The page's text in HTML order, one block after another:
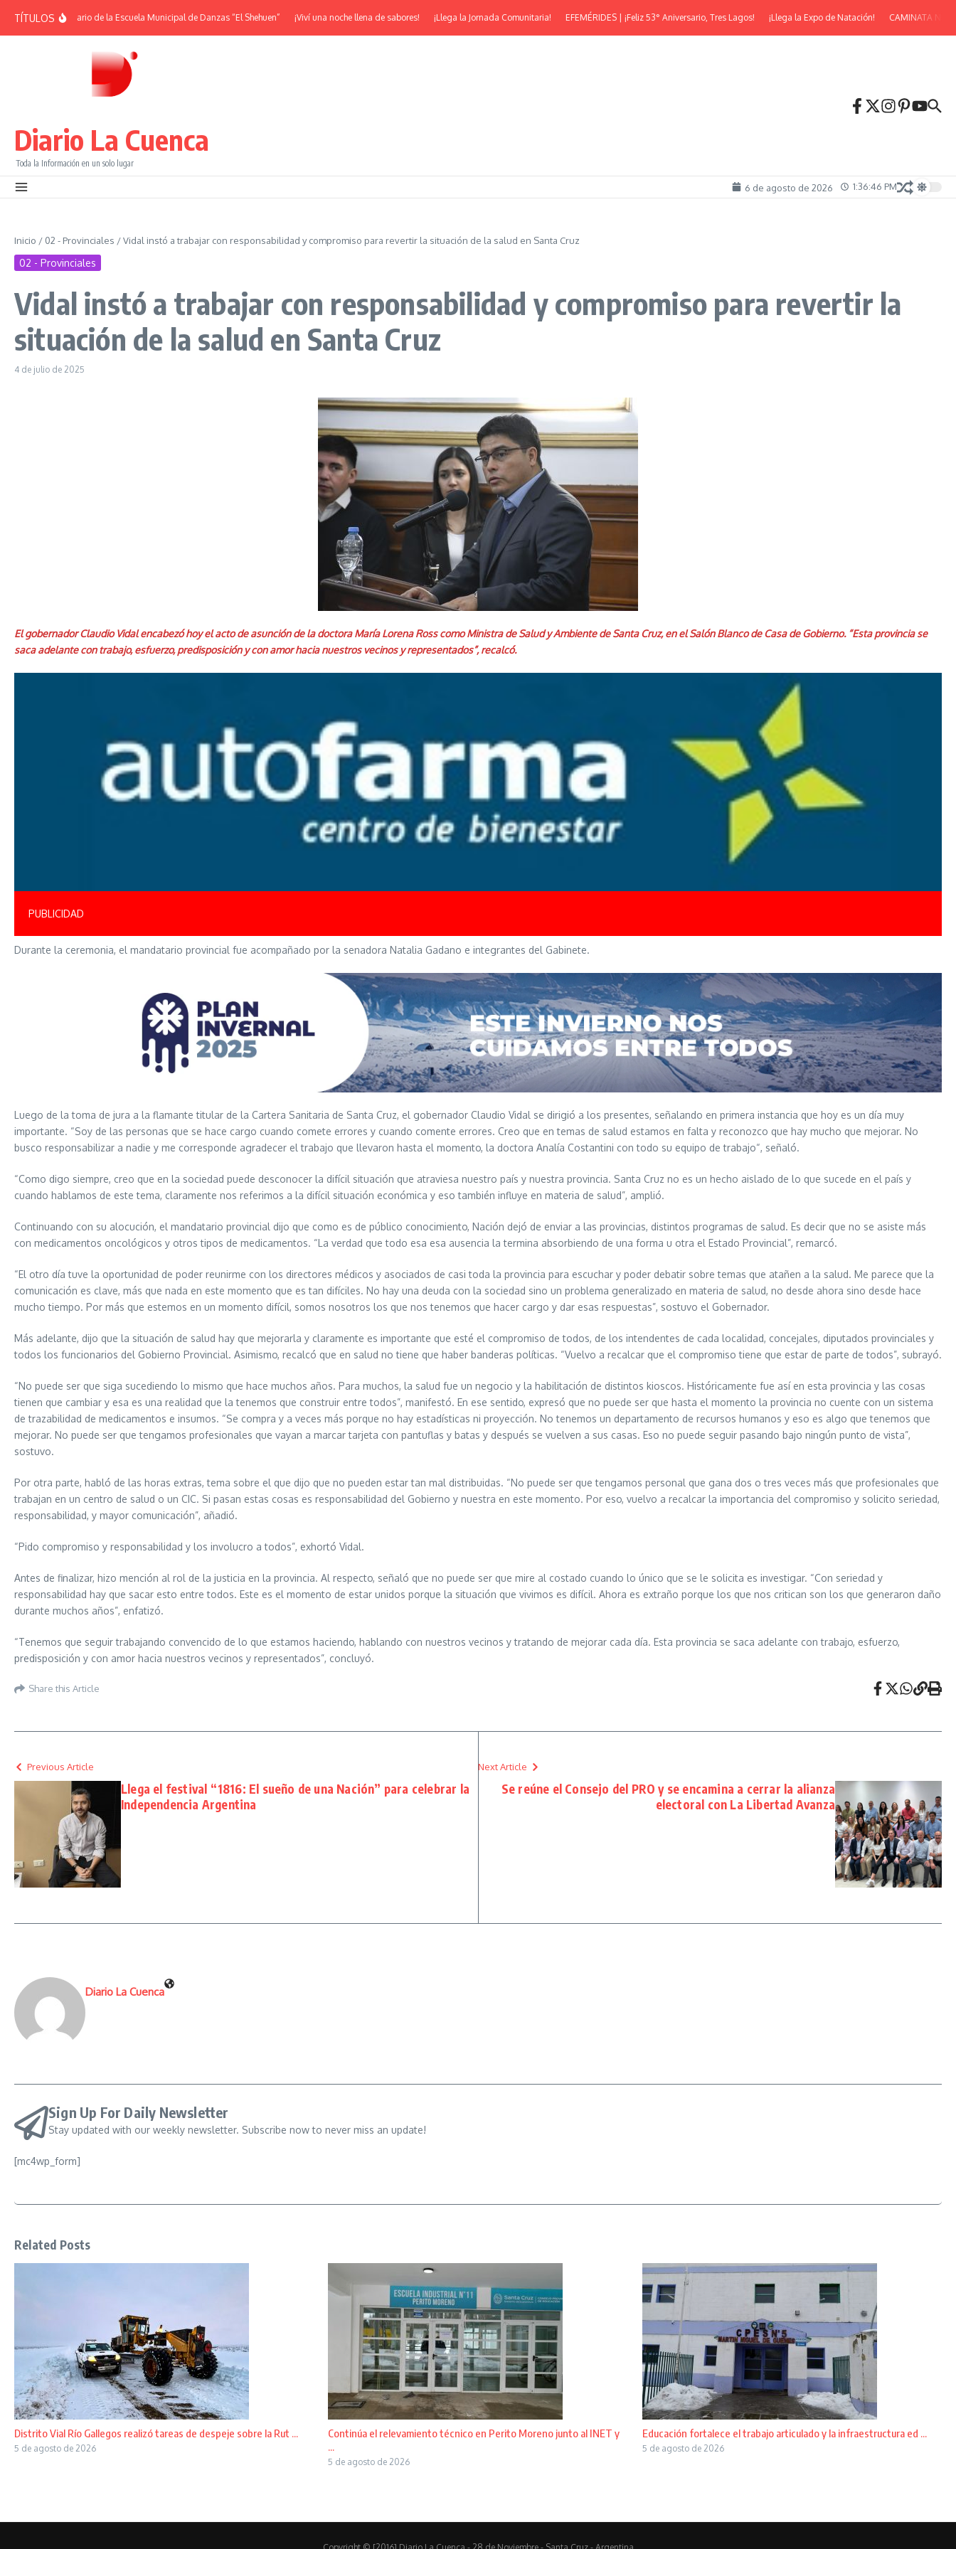
TÍTULOS
| 38° Aniversario de la Escuela Municipal de Danzas “El Shehuen” ¡Viví una noche llena de sabores! ¡Llega la Jornada Comunitaria! EFEMÉRIDES | ¡Feliz 53° Aniversario, Tres Lagos! ¡Llega la Expo de Natación! CAMINATA
Diario La Cuenca
Toda la Información en un solo lugar
6 de agosto de 2026 1:36:48 PM
Inicio / 02 - Provinciales /Vidal instó a trabajar con responsabilidad y compromiso para revertir la situación de la salud en Santa Cruz
02 - Provinciales
Vidal instó a trabajar con responsabilidad y compromiso para revertir la
situación de la salud en Santa Cruz
4 de julio de 2025
El gobernador Claudio Vidal encabezó hoy el acto de asunción de la doctora María Lorena Ross como Ministra de Salud y Ambiente de Santa Cruz, en el Salón Blanco de Casa de Gobierno. “Esta provincia se
saca adelante con trabajo, esfuerzo, predisposición y con amor hacia nuestros vecinos y representados”, recalcó.
PUBLICIDAD
Durante la ceremonia, el mandatario provincial fue acompañado por la senadora Natalia Gadano e integrantes del Gabinete.
Luego de la toma de jura a la flamante titular de la Cartera Sanitaria de Santa Cruz, el gobernador Claudio Vidal se dirigió a los presentes, señalando en primera instancia que hoy es un día muy
importante. “Soy de las personas que se hace cargo cuando comete errores y cuando comente errores. Creo que en temas de salud estamos en falta y reconozco que hay mucho que mejorar. No
busco responsabilizar a nadie y me corresponde agradecer el trabajo que llevaron hasta el momento, la doctora Analía Costantini con todo su equipo de trabajo“, señaló.
“Como digo siempre, creo que en la sociedad puede desconocer la difícil situación que atraviesa nuestro país y nuestra provincia. Santa Cruz no es un hecho aislado de lo que sucede en el país y
cuando hablamos de este tema, claramente nos referimos a la difícil situación económica y eso también influye en materia de salud”, amplió.
Continuando con su alocución, el mandatario provincial dijo que como es de público conocimiento, Nación dejó de enviar a las provincias, distintos programas de salud. Es decir que no se asiste más
con medicamentos oncológicos y otros tipos de medicamentos. “La verdad que todo esa esa ausencia la termina absorbiendo de una forma u otra el Estado Provincial”, remarcó.
“El otro día tuve la oportunidad de poder reunirme con los directores médicos y asociados de casi toda la provincia para escuchar y poder debatir sobre temas que atañen a la salud. Me parece que la
comunicación es clave, más que nada en este momento que es tan difíciles. No hay una deuda con la sociedad sino un problema generalizado en materia de salud, no desde ahora sino desde hace
mucho tiempo. Por más que estemos en un momento difícil, somos nosotros los que nos tenemos que hacer cargo y dar esas respuestas”, sostuvo el Gobernador.
Más adelante, dijo que la situación de salud hay que mejorarla y claramente es importante que esté el compromiso de todos, de los intendentes de cada localidad, concejales, diputados provinciales y
todos los funcionarios del Gobierno Provincial. Asimismo, recalcó que en salud no tiene que haber banderas políticas. “Vuelvo a recalcar que el compromiso tiene que estar de parte de todos”, subrayó.
“No puede ser que siga sucediendo lo mismo que hace muchos años. Para muchos, la salud fue un negocio y la habilitación de distintos kioscos. Históricamente fue así en esta provincia y las cosas
tienen que cambiar y esa es una realidad que la tenemos que construir entre todos”, manifestó. En ese sentido, expresó que no puede ser que hasta el momento la provincia no cuente con un sistema
de trazabilidad de medicamentos e insumos. “Se compra y a veces más porque no hay estadísticas ni proyección. No tenemos un departamento de recursos humanos y eso es algo que tenemos que
mejorar. No puede ser que tengamos profesionales que vayan a marcar tarjeta con pantuflas y batas y después se vuelven a sus casas. Eso no puede seguir pasando bajo ningún punto de vista”,
sostuvo.
Por otra parte, habló de las horas extras, tema sobre el que dijo que no pueden estar tan mal distribuidas. “No puede ser que tengamos personal que gana dos o tres veces más que profesionales que
trabajan en un centro de salud o un CIC. Si pasan estas cosas es responsabilidad del Gobierno y nuestra en este momento. Por eso, vuelvo a recalcar la importancia del compromiso y solicito seriedad,
responsabilidad, y mayor comunicación”, añadió.
“Pido compromiso y responsabilidad y los involucro a todos”, exhortó Vidal.
Antes de finalizar, hizo mención al rol de la justicia en la provincia. Al respecto, señaló que no puede ser que mire al costado cuando lo único que se le solicita es investigar. “Con seriedad y
responsabilidad hay que sacar esto entre todos. Este es el momento de estar unidos porque la situación que vivimos es difícil. Ahora es extraño porque los que nos critican son los que generaron daño
durante muchos años”, enfatizó.
“Tenemos que seguir trabajando convencido de lo que estamos haciendo, hablando con nuestros vecinos y tratando de mejorar cada día. Esta provincia se saca adelante con trabajo, esfuerzo,
predisposición y con amor hacia nuestros vecinos y representados”, concluyó.
Share this Article
Previous Article
Llega el festival “1816: El sueño de una Nación” para celebrar la
Independencia Argentina
Next Article
Se reúne el Consejo del PRO y se encamina a cerrar la alianza
electoral con La Libertad Avanza
Diario La Cuenca
Sign Up For Daily Newsletter
Stay updated with our weekly newsletter. Subscribe now to never miss an update!
[mc4wp_form]
Related Posts
Distrito Vial Río Gallegos realizó tareas de despeje sobre la Rut ...
5 de agosto de 2026
Continúa el relevamiento técnico en Perito Moreno junto al INET y
...
5 de agosto de 2026
Educación fortalece el trabajo articulado y la infraestructura ed ...
5 de agosto de 2026